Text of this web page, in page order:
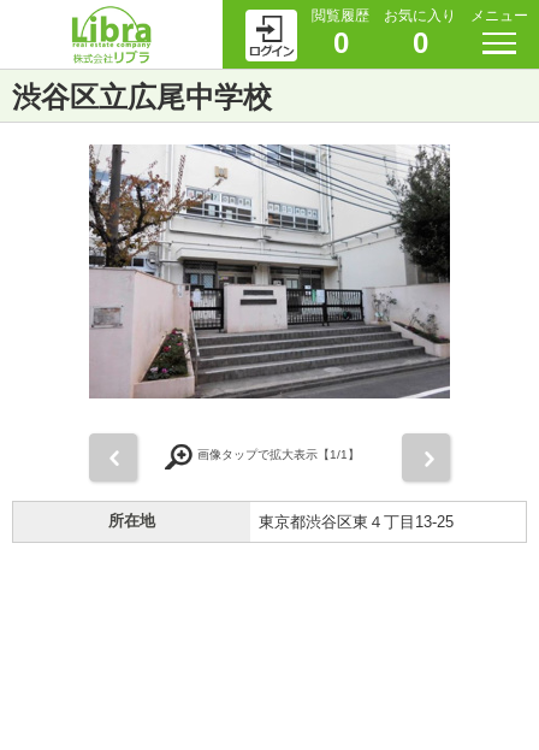
閲覧履歴
0
お気に入り
0
メニュー
渋谷区立広尾中学校
画像タップで拡大表示【1/1】
所在地 東京都渋谷区東４丁目13-25